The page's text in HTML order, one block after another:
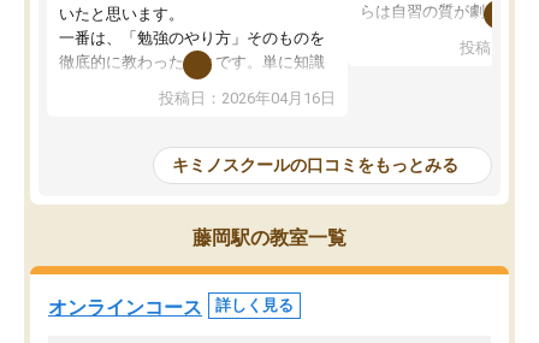
いたと思います。
一番は、「勉強のやり方」そのものを
徹底的に教わったことです。単に知識
を詰め込むのではなく、自学自習の習
慣が身につくよう並走してくれるの
はなくなりました。
講師の方との距離も近く、親身なコー
チングのおかげで、停滞期もモチベー
ションを維持できました。「やらされ
る勉強」から「目標のための勉強」へ
意識が変わったことが、目標校への合
投稿日：2026年04月16日
らは自習の質が劇的に変
を明確にしてくれるの
の仕方をコーチングして
ルなので、家での学習習
身につきました。結果と
た。自分から学ぶ姿勢を
投稿日：
キミノスクールの口コミをもっとみる
藤岡駅の教室一覧
オンラインコース 詳しく見る